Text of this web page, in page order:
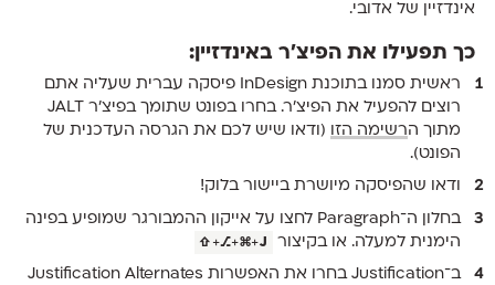
אינדזיין של אדובי.
כך תפעילו את הפיצ׳ר באינדזיין:
ראשית סמנו בתוכנת InDesign פיסקה עברית שעליה אתם
רוצים להפעיל את הפיצ׳ר. בחרו בפונט שתומך בפיצ׳ר JALT
מתוך הרשימה הזו (ודאו שיש לכם את הגרסה העדכנית של
הפונט).
ודאו שהפיסקה מיושרת ביישור בלוק!
בחלון ה־Paragraph לחצו על אייקון ההמבורגר שמופיע בפינה
הימנית למעלה. או בקיצור
⇧ +⎇+⌘+J
ב־Justification בחרו את האפשרות Justification Alternates